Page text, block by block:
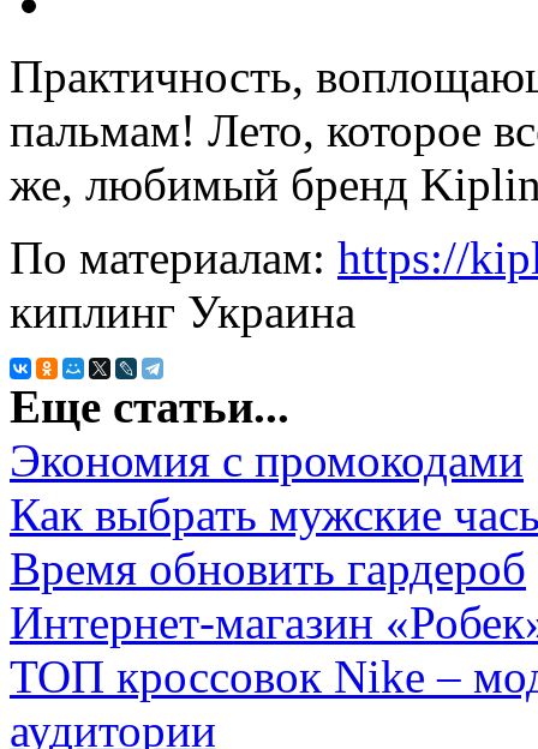
Практичность,
пальмам! Лето, которое
же, любимый бренд
По материалам: https://
киплинг Украина
Еще статьи...
Экономия с промокодами
Как выбрать мужские
Время обновить гардероб
Интернет-магазин
ТОП кроссовок Nike –
аудитории